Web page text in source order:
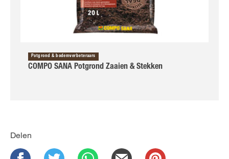
Potgrond & bodemverbeteraars
COMPO SANA Potgrond Zaaien & Stekken
Delen